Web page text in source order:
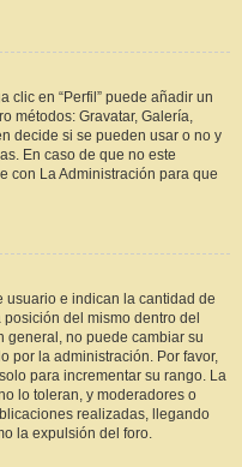
clic en “Perfil” puede añadir un
métodos: Gravatar, Galería,
decide si se pueden usar o no y
En caso de que no este
con La Administración para que
usuario e indican la cantidad de
del mismo dentro del
general, no puede cambiar su
por la administración. Por favor,
para incrementar su rango. La
lo toleran, y moderadores o
realizadas, llegando
la expulsión del foro.